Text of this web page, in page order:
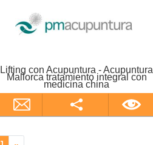
Lifting con Acupuntura - Acupuntura
Mallorca tratamiento integral con
medicina china